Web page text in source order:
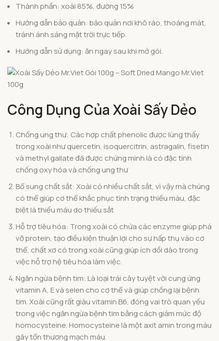
Thành phần: xoài 85%, đường 15%
Hướng dẫn bảo quản: bảo quản nơi khô ráo, thoáng mát,
tránh ánh sáng mặt trời trực tiếp.
Hướng dẫn sử dụng: ăn ngay sau khi mở gói.
Công Dụng Của Xoài Sấy Dẻo
Chống ung thư: Các hợp chất phenolic được lùng thấy
trong xoài như quercetin, isoquercitrin, astragalin, fisetin
và methyl gallate đã được chứng minh là có đặc tính
chống oxy hóa và chống ung thư
Bổ sung chất sắt: Xoài có nhiều chất sắt, vì vậy mà chúng
có thể giúp cơ thể khắc phục tình trạng thiếu màu, đặc
biệt là thiếu máu do thiếu sắt
Hỗ trợ tiêu hóa: Trong xoài có chứa các enzyme giúp phá
vỡ protein, tạo điều kiện thuận lợi cho sự hấp thụ vào cơ
thể, chất xơ có trong xoài cũng giúp ích dồi dào trong
việc hỗ trợ hệ tiêu hóa làm việc.
Ngăn ngừa bệnh tim: Là loại trái cây tuyệt vời cung ứng
vitamin A, E và selen cho cơ thể và giúp chống lại bệnh
tim. Xoài cũng rất giàu vitamin B6, đóng vai trò quan yếu
trong việc ngăn ngừa bệnh tim bằng cách giảm mức độ
homocysteine. Homocysteine là một axit amin trong máu
gây tổn thương mạch máu.